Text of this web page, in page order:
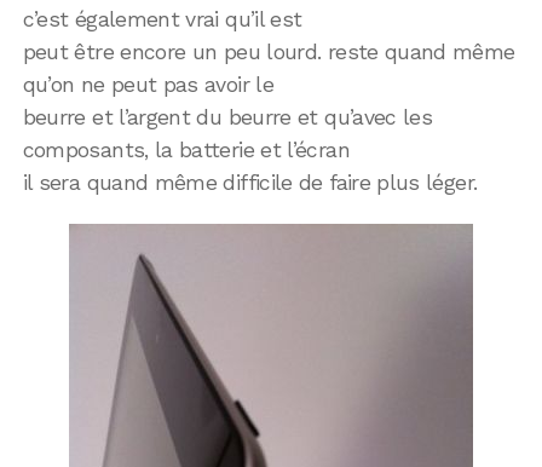
c’est également vrai qu’il est
peut être encore un peu lourd. reste quand même
qu’on ne peut pas avoir le
beurre et l’argent du beurre et qu’avec les
composants, la batterie et l’écran
il sera quand même difficile de faire plus léger.